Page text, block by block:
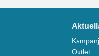
Outlet